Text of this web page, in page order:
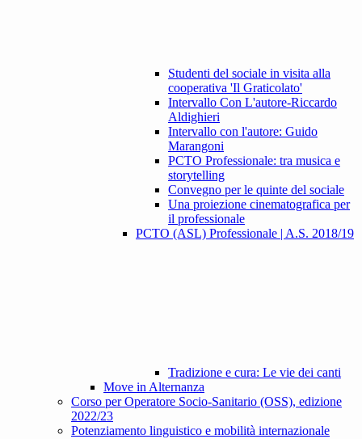
Studenti del sociale in visita alla
cooperativa 'Il Graticolato'
Intervallo Con L'autore-Riccardo
Aldighieri
Intervallo con l'autore: Guido
Marangoni
PCTO Professionale: tra musica e
storytelling
Convegno per le quinte del sociale
Una proiezione cinematografica per
il professionale
PCTO (ASL) Professionale | A.S. 2018/19
Tradizione e cura: Le vie dei canti
Move in Alternanza
Corso per Operatore Socio-Sanitario (OSS), edizione
2022/23
Potenziamento linguistico e mobilità internazionale